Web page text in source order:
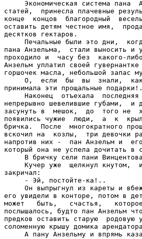
Экономическая система пана
статей,  принесла плачевные
конце  концов  благородный
оставить детям честное имя,
десятков гектаров.
Печальные были это дни,
пана Анзельма,  стали выносить и
проходило и  часу без  какого-
Анзельм уплатил своей
горшочек масла, небольшой запас
О,  если  бы  вы  знали,
принимала эти прощальные
Наконец  отъехала
непрерывно шевелившие губами,
засунуть в  мешок,  до  того не
появились чужие  люди,  а  к
бричка.  После  многократного
вскочил на  козлы,  три девочки
напротив них -  пан Анзельм и
который она не успела дочитать в
В бричку сели пани
Кучер уже  щелкнул кнутом,
закричал:
     - Эй, постойте-ка!..
Он выпрыгнул из кареты и
его увидели в конторе, потом в
может   быть,   счастья,
послышалось, будто пан Анзельм
предков оставить старую
соломенную крышу домика
А пану Анзельму и впрямь